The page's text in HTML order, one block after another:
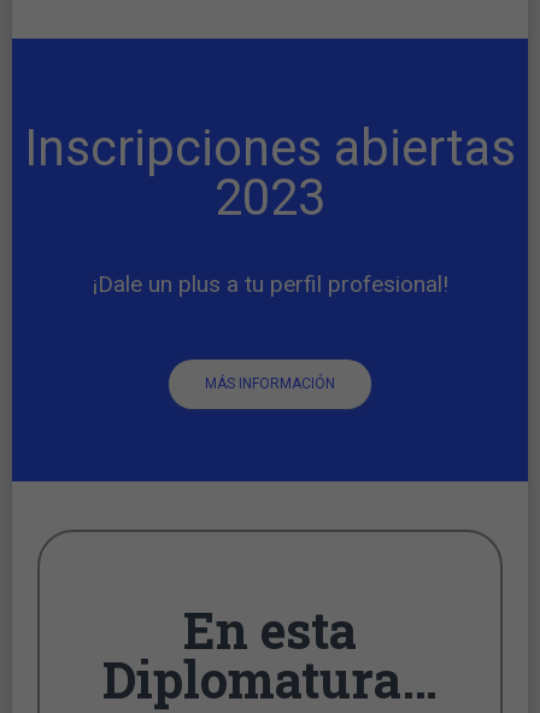
Inscripciones abiertas
2023
¡Dale un plus a tu perfil profesional!
MÁS INFORMACIÓN
En esta
Diplomatura…